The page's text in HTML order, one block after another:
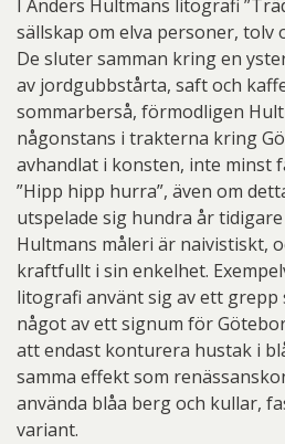
I Anders Hultmans litografi
sällskap om elva personer, tolv
De sluter samman kring en
av jordgubbstårta, saft och
sommarberså, förmodligen
någonstans i trakterna kring
avhandlat i konsten, inte minst
”Hipp hipp hurra”, även om
utspelade sig hundra år
Hultmans måleri är naivistiskt,
kraftfullt i sin enkelhet.
litografi använt sig av ett grepp
något av ett signum för
att endast konturera hustak i
samma effekt som
använda blåa berg och kullar,
variant.